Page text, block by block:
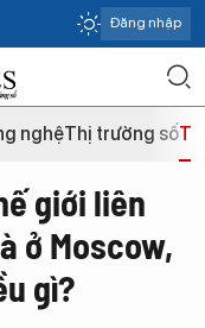
Đăng nhập
nghệThị trường số
giới liên
ở Moscow,
gì?